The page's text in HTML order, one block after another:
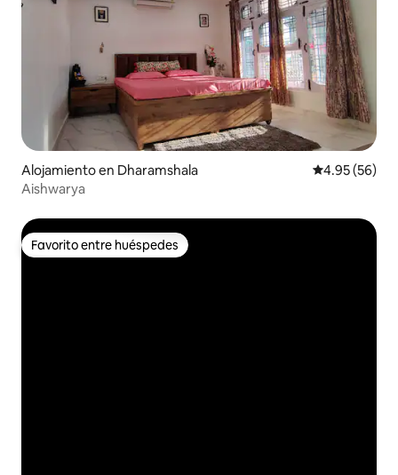
Alojamiento en Dharamshala Calificación
4.95 (56)
Aishwarya
Favorito entre huéspedes
Favorito entre huéspedes